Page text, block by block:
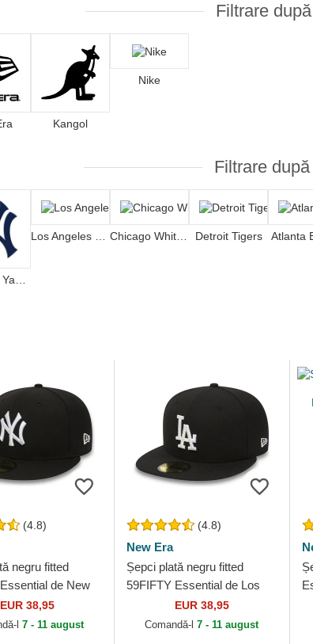
Filtrare
Kangol
Nike
Filtrare
Los Angeles Dodgers Chicago White Sox Detroit Tigers Atlanta
(4.8)
negru fitted
de New
MLB de New
EUR 38,95
l7 - 11 august
(4.8)
New Era
Șepci plată negru fitted
59FIFTY Essential de Los
Angeles Dodgers MLB de
New Era
EUR 38,95
Comandă-l7 - 11 august